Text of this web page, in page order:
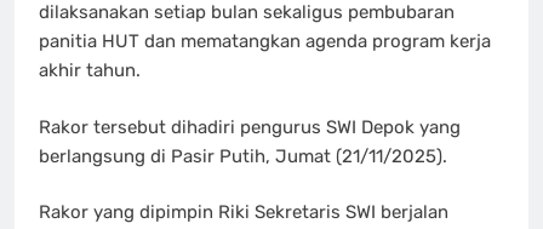
dilaksanakan setiap bulan sekaligus pembubaran
panitia HUT dan mematangkan agenda program kerja
akhir tahun.
Rakor tersebut dihadiri pengurus SWI Depok yang
berlangsung di Pasir Putih, Jumat (21/11/2025).
Rakor yang dipimpin Riki Sekretaris SWI berjalan